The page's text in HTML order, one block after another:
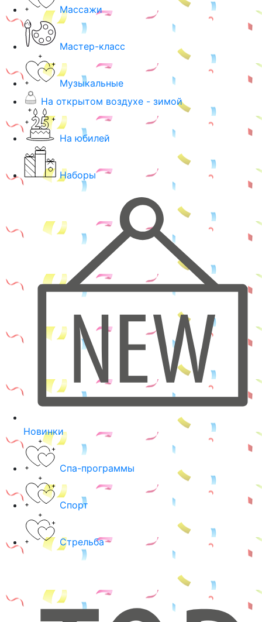
Массажи
Мастер-класс
Музыкальные
На открытом воздухе - зимой
На юбилей
Наборы
Новинки
Спа-программы
Спорт
Стрельба